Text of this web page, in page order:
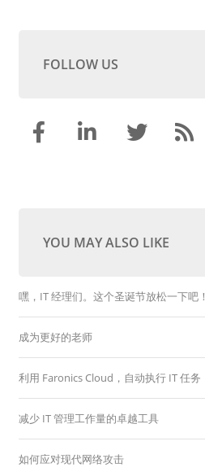
FOLLOW US
YOU MAY ALSO LIKE
嘿，IT 经理们。这个圣诞节放松一下吧！
成为更好的老师
利用 Faronics Cloud，自动执行 IT 任务
减少 IT 管理工作量的卓越工具
如何应对现代网络攻击